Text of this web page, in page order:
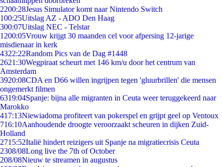
2200:28Jesus Simulator komt naar Nintendo Switch
100:25Uitslag AZ - ADO Den Haag
300:07Uitslag NEC - Telstar
1200:05Vrouw krijgt 30 maanden cel voor afpersing 12-jarige
misdienaar in kerk
4322:22Random Pics van de Dag #1448
2621:30Wegpiraat scheurt met 146 km/u door het centrum van
Amsterdam
3920:08CDA en D66 willen ingrijpen tegen 'gluurbrillen' die mensen
ongemerkt filmen
6319:04Spanje: bijna alle migranten in Ceuta weer teruggekeerd naar
Marokko
417:13Niewiadoma profiteert van pokerspel en grijpt geel op Ventoux
716:10Aanhoudende droogte veroorzaakt scheuren in dijken Zuid-
Holland
2715:52Italië hindert reizigers uit Spanje na migratiecrisis Ceuta
2308/08Long live the 7th of October
208/08Nieuw te streamen in augustus